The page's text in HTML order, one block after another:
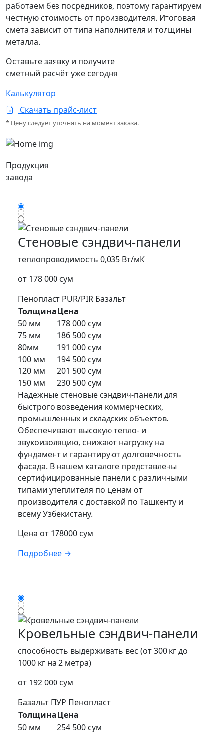
работаем без посредников, поэтому гарантируем
честную стоимость от производителя. Итоговая
смета зависит от типа наполнителя и толщины
металла.
Оставьте заявку и получите
сметный расчёт уже сегодня
Калькулятор
Скачать прайс-лист
* Цену следует уточнять на момент заказа.
Продукция
завода
Стеновые сэндвич-панели
теплопроводимость 0,035 Вт/мК
от 178 000 сум
Пенопласт PUR/PIR Базальт
ТолщинаЦена
50 мм
178 000 сум
75 мм
186 500 сум
80мм
191 000 сум
100 мм
194 500 сум
120 мм
201 500 сум
150 мм
230 500 сум
Надежные стеновые сэндвич-панели для
быстрого возведения коммерческих,
промышленных и складских объектов.
Обеспечивают высокую тепло- и
звукоизоляцию, снижают нагрузку на
фундамент и гарантируют долговечность
фасада. В нашем каталоге представлены
сертифицированные панели с различными
типами утеплителя по ценам от
производителя с доставкой по Ташкенту и
всему Узбекистану.
Цена от 178000 сум
Подробнее →
Кровельные сэндвич-панели
способность выдерживать вес (от 300 кг до
1000 кг на 2 метра)
от 192 000 сум
Базальт ПУР Пенопласт
ТолщинаЦена
50 мм
254 500 сум